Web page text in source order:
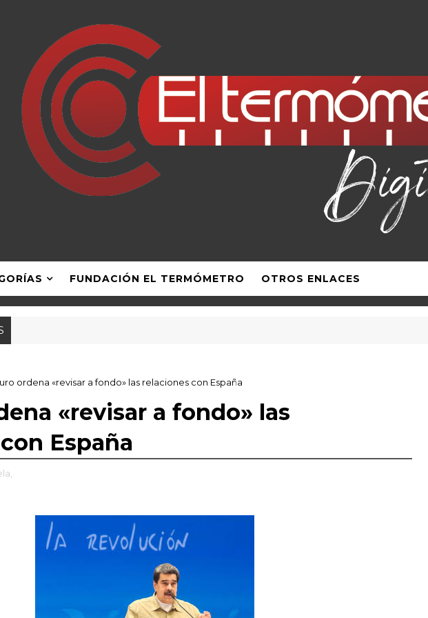
FUNDACIÓN EL TERMÓMETRO OTROS ENLACES
ordena «revisar a fondo» las relaciones con España
«revisar a fondo» las
España